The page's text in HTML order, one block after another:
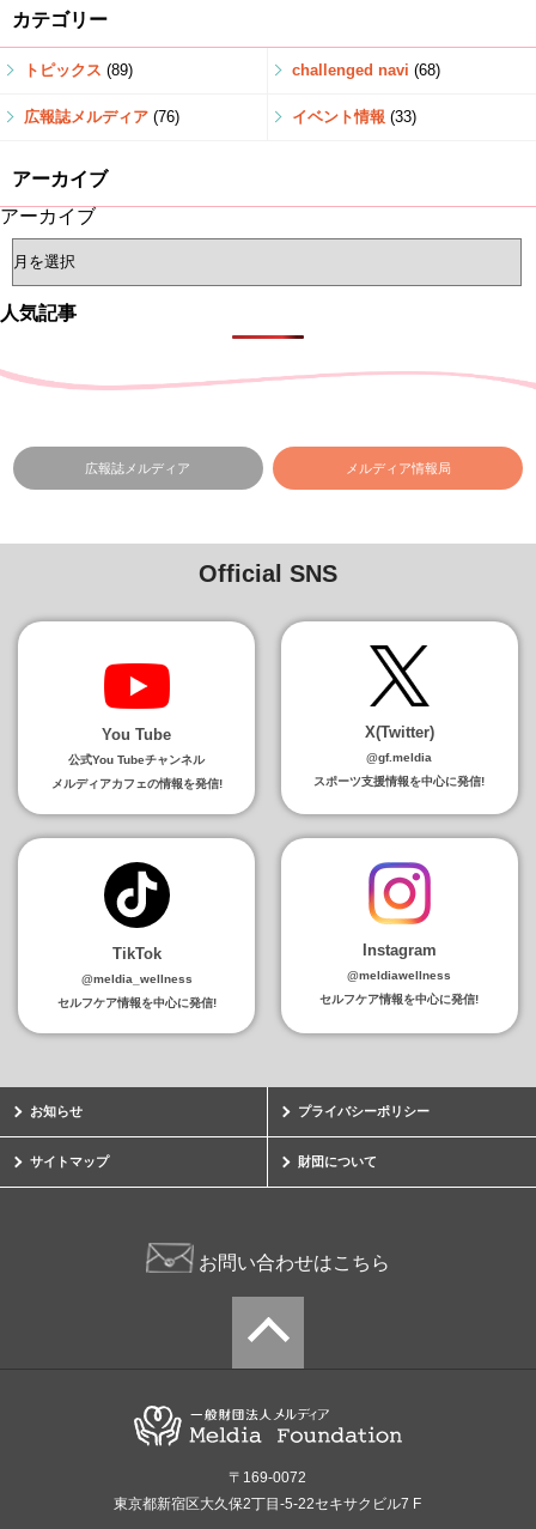
カテゴリー
トピックス (89) challenged navi (68)
広報誌メルディア (76) イベント情報 (33)
アーカイブ
アーカイブ
人気記事
広報誌メルディア メルディア情報局
Official SNS
You Tube
公式You Tubeチャンネル
メルディアカフェの情報を発信!
X(Twitter)
@gf.meldia
スポーツ支援情報を中心に発信!
TikTok
@meldia_wellness
セルフケア情報を中心に発信!
Instagram
@meldiawellness
セルフケア情報を中心に発信!
お知らせ プライバシーポリシー
サイトマップ 財団について
お問い合わせはこちら
〒169-0072
東京都新宿区大久保2丁目-5-22セキサクビル7 F